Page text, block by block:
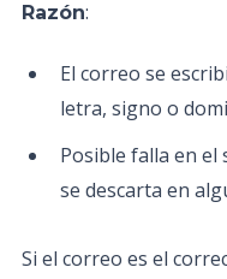
Razón:
El correo se
letra, signo o
Posible falla en el
se descarta en
Si el correo es el